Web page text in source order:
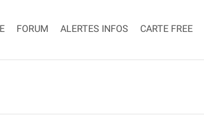
FORUM ALERTES INFOS CARTE FREE